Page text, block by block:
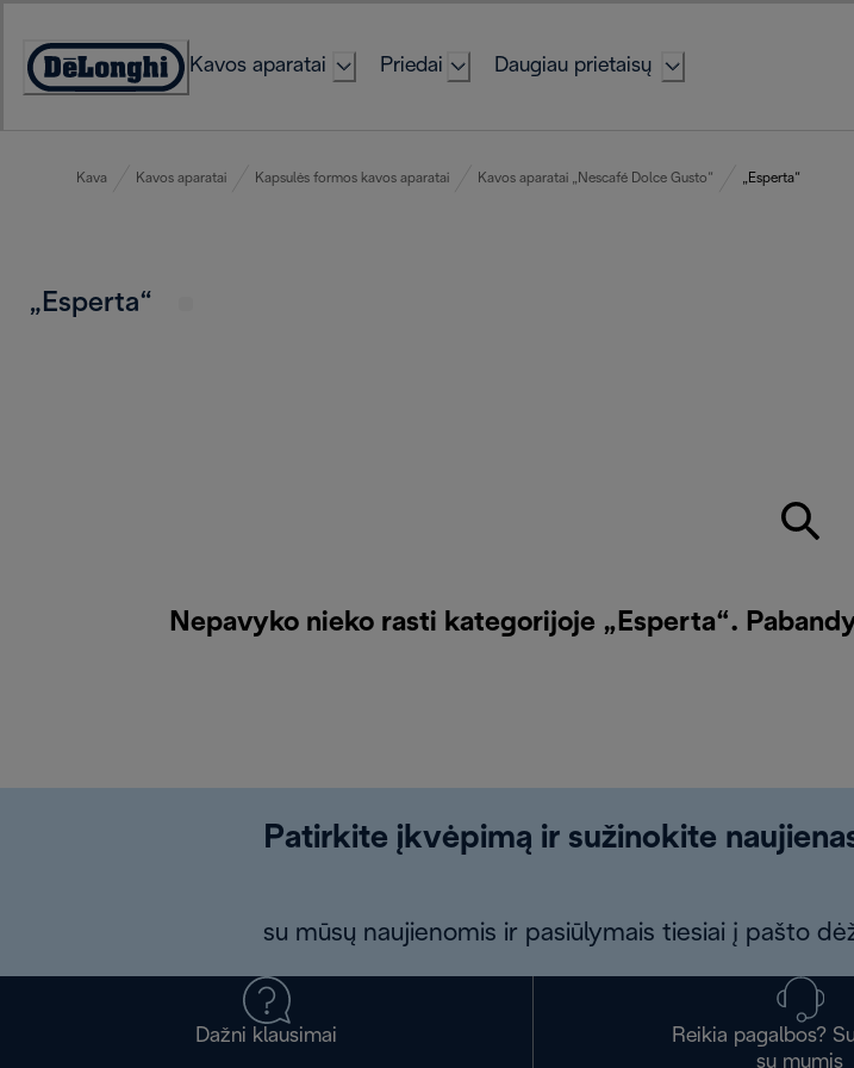
Content
Accessibility
Kavos aparatai Priedai Daugiau prietaisų
Kava Kavos aparatai Kapsulės formos kavos aparatai Kavos aparatai „Nescafé Dolce Gusto“ „Esperta“
„Esperta“
Nepavyko nieko rasti kategorijoje „Esperta“.
Patirkite įkvėpimą ir sužinokite
su mūsų naujienomis ir pasiūlymais tiesiai į pašto
Dažni klausimai
Reikia pagalbos?
su mumis